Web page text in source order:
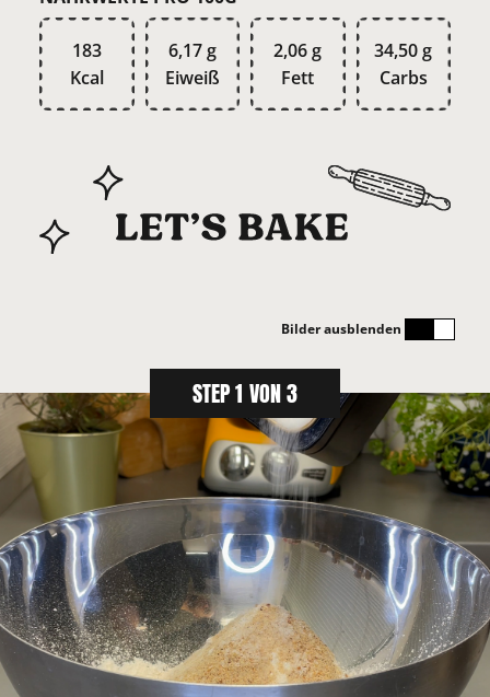
183
Kcal
6,17 g
Eiweiß
2,06 g
Fett
34,50 g
Carbs
Bilder ausblenden
STEP 1 VON 3